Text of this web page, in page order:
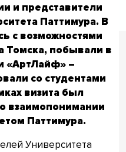
и представители
Паттимура. В
с возможностями
Томска, побывали в
«АртЛайф» –
со студентами
визита был
взаимопонимании
Паттимура.
Университета